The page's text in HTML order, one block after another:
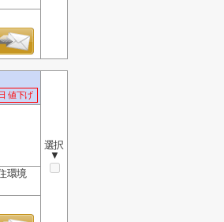
値下げ
選択
▼
環境